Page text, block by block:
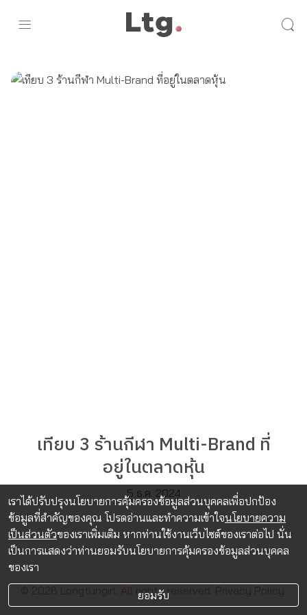
เทียบ 3 ร้านกีฬา Multi-Brand ที่
อยู่ในตลาดหุ้น
5 ธ.ค. 2024
© 2026 Longtungirl. All rights reserved. Privacy Policy.
เราได้ปรับปรุงนโยบายการคุ้มครองข้อมูลส่วนบุคคลเพื่อปกป้อง
ข้อมูลที่สำคัญของคุณ โปรดอ่านและทำความเข้าใจนโยบายความ
เป็นส่วนตัวของเราเพิ่มเติม หากท่านใช้งานเว็บไซต์ของเราต่อไป นั่น
เป็นการแสดงว่าท่านยอมรับนโยบายการคุ้มครองข้อมูลส่วนบุคคล
ของเรา
ยอมรับ